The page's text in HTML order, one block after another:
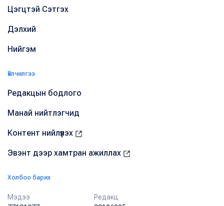
Цэгцтэй Сэтгэх
Дэлхий
Нийгэм
Үйлчилгээ
Редакцын бодлого
Манай нийтлэгчид
Контент нийлүүлэх
Эвэнт дээр хамтран ажиллах
Холбоо барих
Мэдээ
Редакц